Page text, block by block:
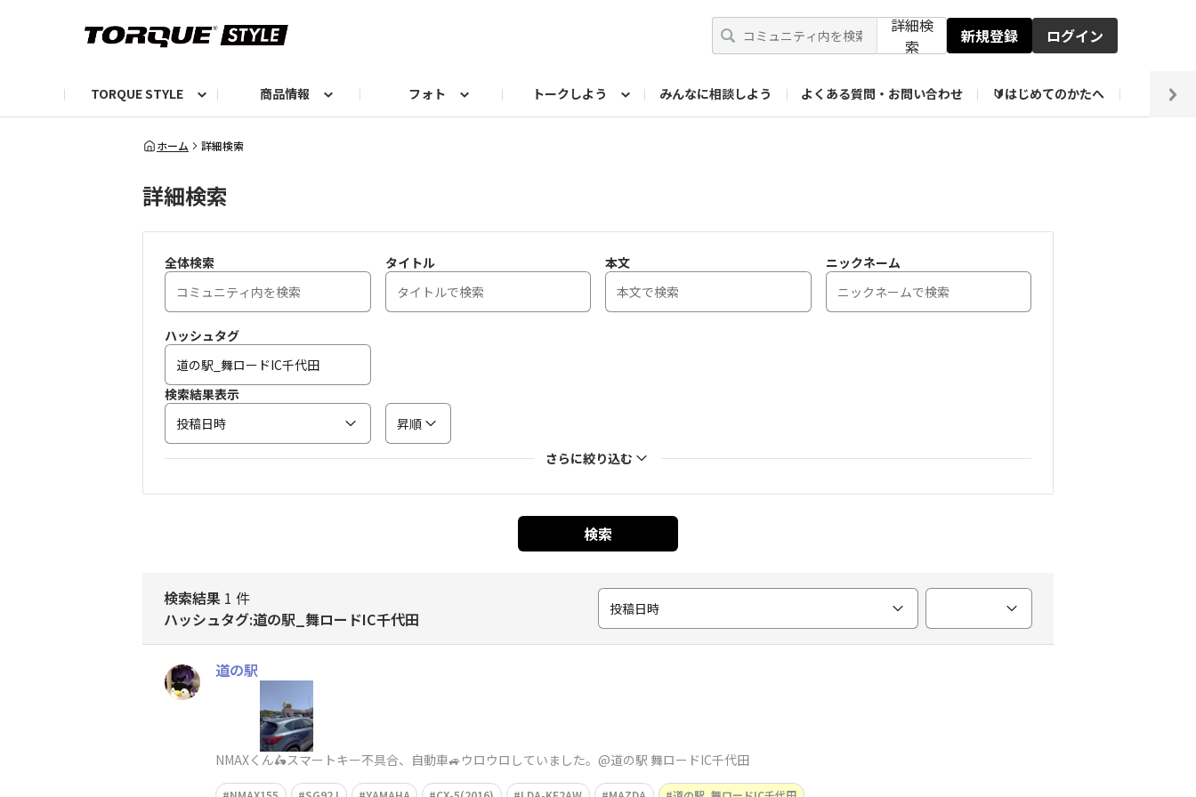
詳細検
索
新規登録 ログイン
TORQUE STYLE
お知らせ TORQUIZ【投票企画】
商品情報
TORQUEニュース
フォト
TORQUEフォト
トークしよう
自己紹介しよう
みんなに相談しよう よくある質問・お問い合わせ 🔰はじめてのかたへ 編集
編集部の日常フォト
ホーム 詳細検索
詳細検索
全体検索 タイトル 本文 ニックネーム
ハッシュタグ
検索結果表示
投稿日時
昇順
さらに絞り込む
検索
検索結果 1 件
ハッシュタグ:道の駅_舞ロードIC千代田
投稿日時
道の駅
NMAXくん🛵スマートキー不具合、自動車🚙ウロウロしていました。@道の駅 舞ロードIC千代田